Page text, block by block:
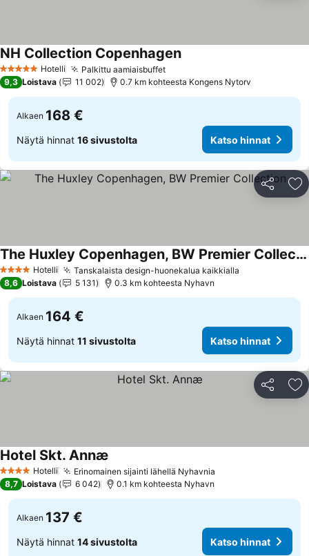
5 Tähtiluokitus
Hotelli Palkittu aamiaisbuffet
NH Collection Copenhagen
9,3 Loistava 11 002 0.7 km kohteesta Kongens Nytorv
Alkaen 168 €
Näytä hinnat 16 sivustolta Katso hinnat
Jaa
4 Tähtiluokitus
Hotelli Tanskalaista design-huonekalua kaikkialla
The Huxley Copenhagen, BW Premier Collection
8,6 Loistava 5 131 0.3 km kohteesta Nyhavn
Alkaen 164 €
Näytä hinnat 11 sivustolta Katso hinnat
Jaa
4 Tähtiluokitus
Hotelli Erinomainen sijainti lähellä Nyhavnia
Hotel Skt. Annæ
8,7 Loistava 6 042 0.1 km kohteesta Nyhavn
Alkaen 137 €
Näytä hinnat 14 sivustolta Katso hinnat